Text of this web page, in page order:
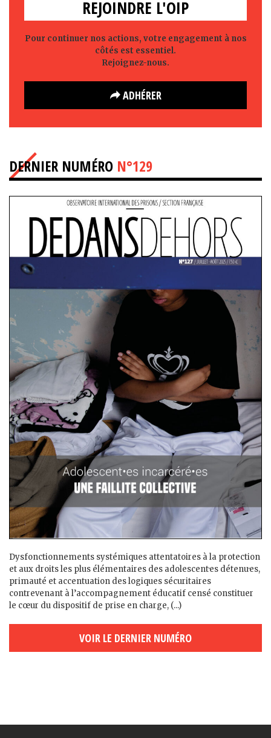
REJOINDRE L'OIP
Pour continuer nos actions, votre engagement à nos
côtés est essentiel.
Rejoignez-nous.
ADHÉRER
DERNIER NUMÉRO N°129
Dysfonctionnements systémiques attentatoires à la protection
et aux droits les plus élémentaires des adolescent·es détenu·es,
primauté et accentuation des logiques sécuritaires
contrevenant à l’accompagnement éducatif censé constituer
le cœur du dispositif de prise en charge, (...)
VOIR LE DERNIER NUMÉRO